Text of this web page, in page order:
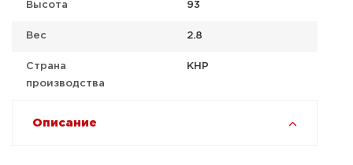
Высота 93
Вес 2.8
Страна
производства
КНР
Описание